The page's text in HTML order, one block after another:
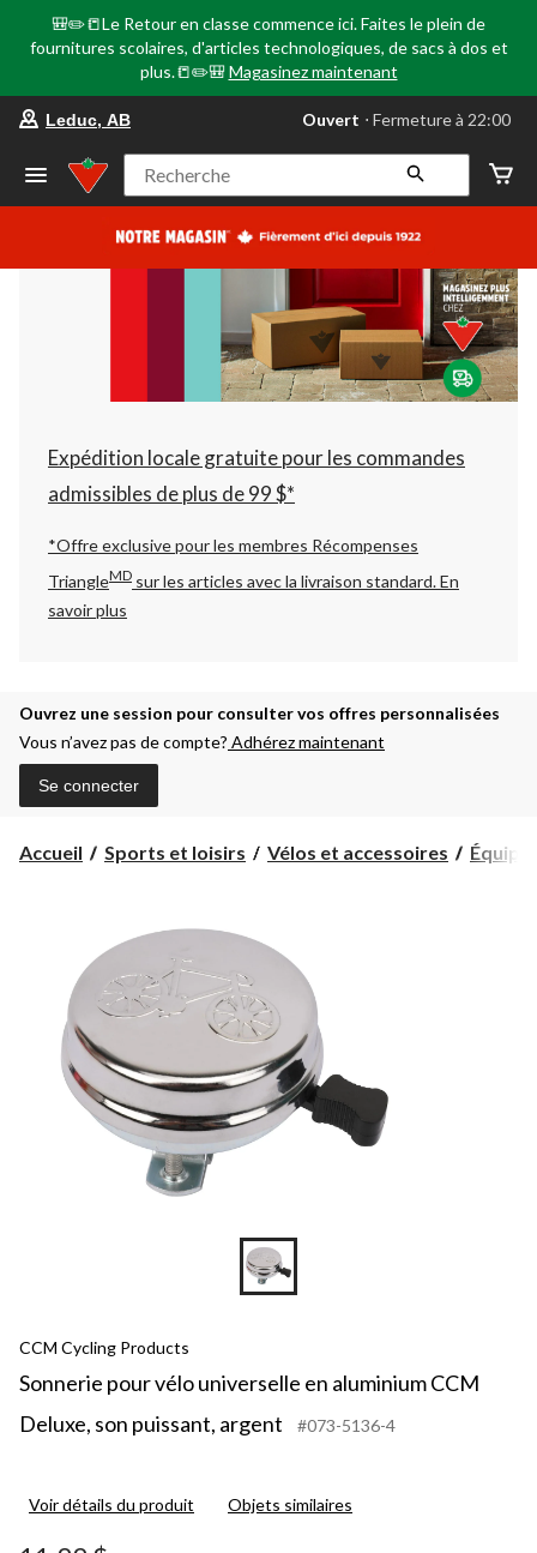
🎒✏️📒Le Retour en classe commence ici. Faites le plein de
fournitures scolaires, d'articles technologiques, de sacs à dos et
plus.📒✏️🎒 Magasinez maintenant
votre
préféré
Leduc,
AB,
courament
Fermeture
à
22:00
cliquer
pour
changer
Leduc, AB Ouvert ⋅ Fermeture à 22:00
Recherche
Expédition locale gratuite pour les commandes
admissibles de plus de 99 $*
*Offre exclusive pour les membres Récompenses
TriangleMD sur les articles avec la livraison standard.En
savoir plus
Ouvrez une session pour consulter vos offres personnalisées
Vous n’avez pas de compte? Adhérez maintenant
Se connecter
Accueil Sports et loisirs Vélos et accessoires
CCM Cycling Products
Sonnerie pour vélo universelle en aluminium CCM
Deluxe, son puissant, argent
#073-5136-4
Voir détails du produit Objets similaires